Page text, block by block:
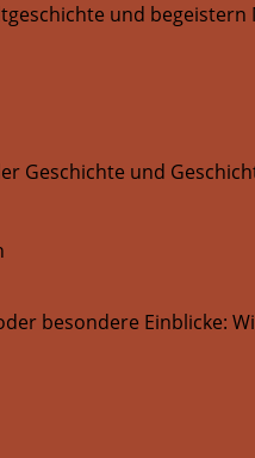
und
Geschichte und
besondere Einblicke: